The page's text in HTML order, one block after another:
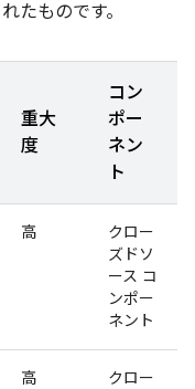
たものです。
重大
度
コン
ポー
ネン
ト
高
クロー
ズドソ
ース コ
ンポー
ネント
高
クロー